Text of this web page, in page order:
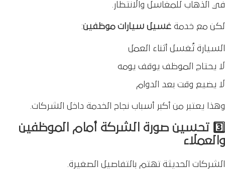
في الذهاب للمغاسل والانتظار.
لكن مع خدمة غسيل سيارات موظفين:
السيارة تُغسل أثناء العمل
لا يحتاج الموظف يوقف يومه
لا يضيع وقت بعد الدوام
وهذا يعتبر من أكبر أسباب نجاح الخدمة داخل الشركات.
3️⃣ تحسين صورة الشركة أمام الموظفين
والعملاء
الشركات الحديثة تهتم بالتفاصيل الصغيرة.